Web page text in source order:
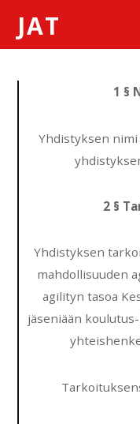
JAT
1 §
Yhdistyksen nimi
2 §
Yhdistyksen
mahdollisuuden
agilityn tasoa
jäseniään